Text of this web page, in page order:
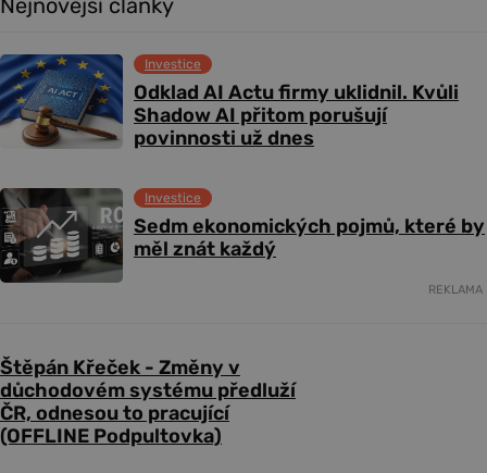
Nejnovější články
Odklad AI Actu firmy uklidnil. Kvůli
Shadow AI přitom porušují
povinnosti už dnes
Investice
Sedm ekonomických pojmů, které by
měl znát každý
Investice
REKLAMA
Štěpán Křeček - Změny v
důchodovém systému předluží
ČR, odnesou to pracující
(OFFLINE Podpultovka)